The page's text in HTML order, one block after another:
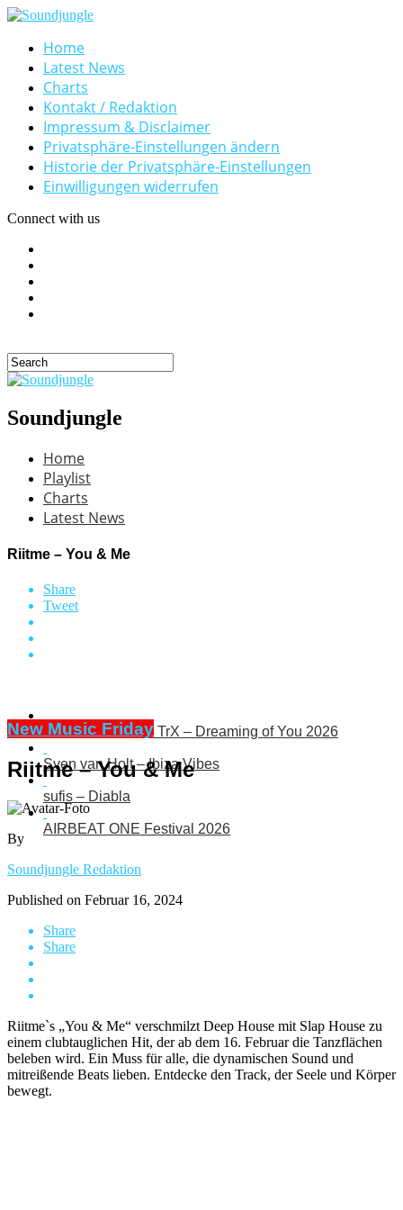
Home
Latest News
Charts
Kontakt / Redaktion
Impressum & Disclaimer
Privatsphäre-Einstellungen ändern
Historie der Privatsphäre-Einstellungen
Einwilligungen widerrufen
Connect with us
Soundjungle
Home
Playlist
Charts
Latest News
Riitme – You & Me
Share
Tweet
O’Neal & FR3SH TrX – Dreaming of You 2026
Sven van Holt – Ibiza Vibes
sufis – Diabla
AIRBEAT ONE Festival 2026
New Music Friday
Riitme – You & Me
By
Soundjungle Redaktion
Published on Februar 16, 2024
Share
Share
Riitme`s „You & Me“ verschmilzt Deep House mit Slap House zu
einem clubtauglichen Hit, der ab dem 16. Februar die Tanzflächen
beleben wird. Ein Muss für alle, die dynamischen Sound und
mitreißende Beats lieben. Entdecke den Track, der Seele und Körper
bewegt.